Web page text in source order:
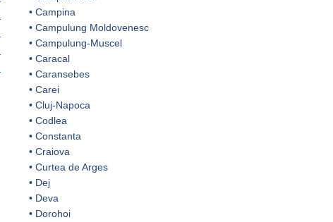
• Campina
• Campulung Moldovenesc
• Campulung-Muscel
• Caracal
• Caransebes
• Carei
• Cluj-Napoca
• Codlea
• Constanta
• Craiova
• Curtea de Arges
• Dej
• Deva
• Dorohoi